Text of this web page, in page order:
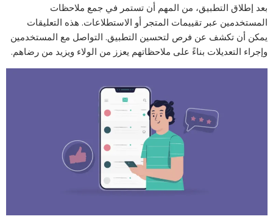
بعد إطلاق التطبيق، من المهم أن تستمر في جمع ملاحظات
المستخدمين عبر تقييمات المتجر أو الاستطلاعات. هذه التعليقات
يمكن أن تكشف عن فرص لتحسين التطبيق. التواصل مع المستخدمين
وإجراء التعديلات بناءً على ملاحظاتهم يعزز من الولاء ويزيد من رضاهم.